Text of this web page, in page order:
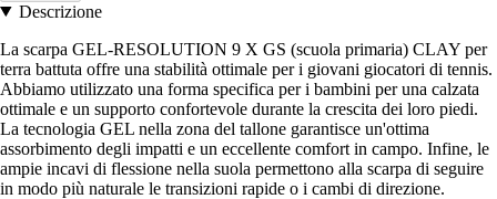
Descrizione
La scarpa GEL-RESOLUTION 9 X GS (scuola primaria) CLAY per
terra battuta offre una stabilità ottimale per i giovani giocatori di tennis.
Abbiamo utilizzato una forma specifica per i bambini per una calzata
ottimale e un supporto confortevole durante la crescita dei loro piedi.
La tecnologia GEL nella zona del tallone garantisce un'ottima
assorbimento degli impatti e un eccellente comfort in campo. Infine, le
ampie incavi di flessione nella suola permettono alla scarpa di seguire
in modo più naturale le transizioni rapide o i cambi di direzione.